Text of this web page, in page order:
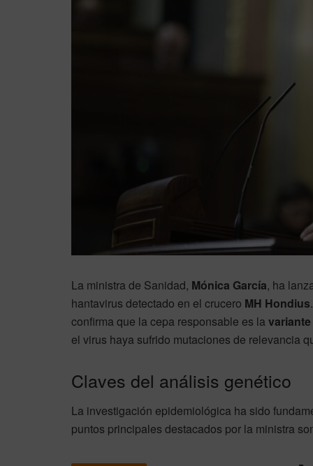
La ministra de Sanidad, Mónica García, ha
hantavirus detectado en el crucero MH Hondius
confirma que la cepa responsable es la
el virus haya sufrido mutaciones de relevancia
Claves del análisis genético
La investigación epidemiológica ha sido
puntos principales destacados por la ministra